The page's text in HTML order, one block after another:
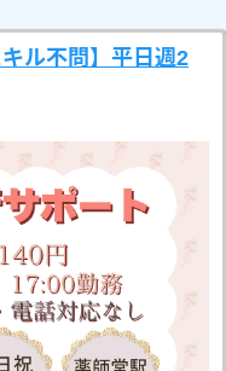
ル不問】平日週2